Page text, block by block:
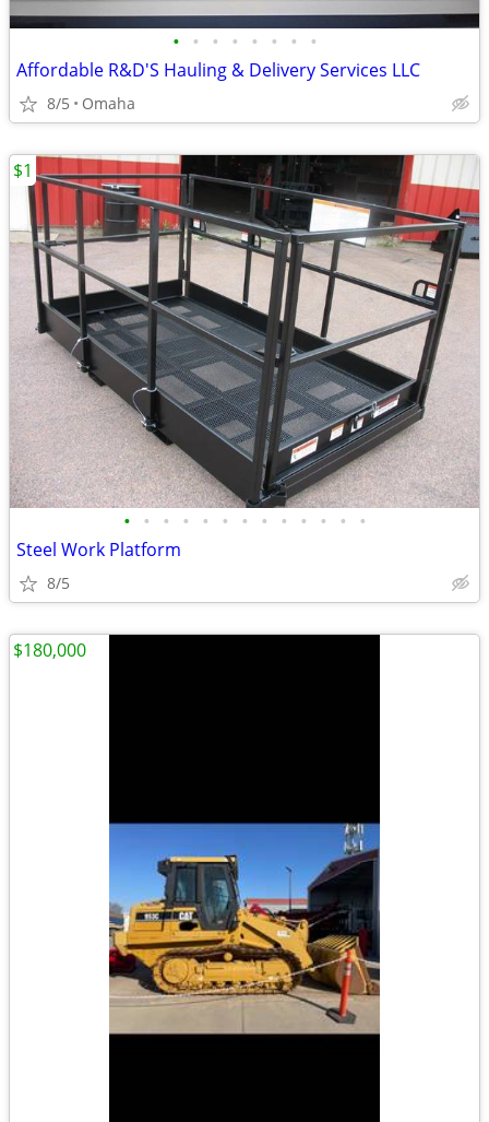
• • • • • • • •
Affordable R&D'S Hauling & Delivery Services LLC
8/5 Omaha
• • • • • • • • • • • • •
Steel Work Platform
8/5
$1
$180,000